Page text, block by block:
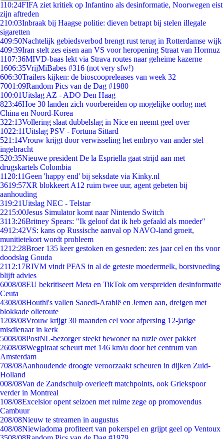
110:24FIFA ziet kritiek op Infantino als desinformatie, Noorwegen eist
zijn aftreden
210:03Inbraak bij Haagse politie: dieven betrapt bij stelen illegale
sigaretten
409:50Nachtelijk gebiedsverbod brengt rust terug in Rotterdamse wijk
409:39Iran stelt zes eisen aan VS voor heropening Straat van Hormuz
1107:36MIVD-baas lekt via Strava routes naar geheime kazerne
1606:35VrijMiBabes #316 (not very sfw!)
606:30Trailers kijken: de bioscoopreleases van week 32
7001:09Random Pics van de Dag #1980
100:01Uitslag AZ - ADO Den Haag
823:46Hoe 30 landen zich voorbereiden op mogelijke oorlog met
China en Noord-Korea
322:13Vollering slaat dubbelslag in Nice en neemt geel over
1022:11Uitslag PSV - Fortuna Sittard
521:14Vrouw krijgt door verwisseling het embryo van ander stel
ingebracht
520:35Nieuwe president De la Espriella gaat strijd aan met
drugskartels Colombia
11 20:11Geen 'happy end' bij seksdate via Kinky.nl
3619:57XR blokkeert A12 ruim twee uur, agent gebeten bij
aanhouding
319:21Uitslag NEC - Telstar
2215:00Jesus Simulator komt naar Nintendo Switch
3113:26Britney Spears: "Ik geloof dat ik heb gefaald als moeder"
4912:42VS: kans op Russische aanval op NAVO-land groeit,
munitietekort wordt probleem
1212:28Broer 135 keer gestoken en gesneden: zes jaar cel en tbs voor
doodslag Gouda
2112:17RIVM vindt PFAS in al de geteste moedermelk, borstvoeding
blijft advies
6008/08EU bekritiseert Meta en TikTok om verspreiden desinformatie
Ceuta
4308/08Houthi's vallen Saoedi-Arabië en Jemen aan, dreigen met
blokkade olieroute
1208/08Vrouw krijgt 30 maanden cel voor afpersing 12-jarige
misdienaar in kerk
5008/08PostNL-bezorger steekt bewoner na ruzie over pakket
2608/08Wegpiraat scheurt met 146 km/u door het centrum van
Amsterdam
708/08Aanhoudende droogte veroorzaakt scheuren in dijken Zuid-
Holland
008/08Van de Zandschulp overleeft matchpoints, ook Griekspoor
verder in Montreal
108/08Excelsior opent seizoen met ruime zege op promovendus
Cambuur
208/08Nieuw te streamen in augustus
408/08Niewiadoma profiteert van pokerspel en grijpt geel op Ventoux